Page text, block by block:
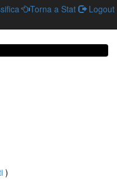
Torna a Stat Logout
)